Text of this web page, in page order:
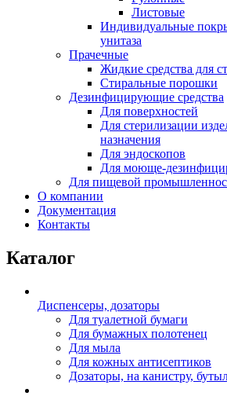
Листовые
Индивидуальные
унитаза
Прачечные
Жидкие средства для
Стиральные порошки
Дезинфицирующие средства
Для поверхностей
Для стерилизации
назначения
Для эндоскопов
Для моюще-
Для пищевой
О компании
Документация
Контакты
Каталог
Диспенсеры, дозаторы
Для туалетной бумаги
Для бумажных полотенец
Для мыла
Для кожных антисептиков
Дозаторы, на канистру,